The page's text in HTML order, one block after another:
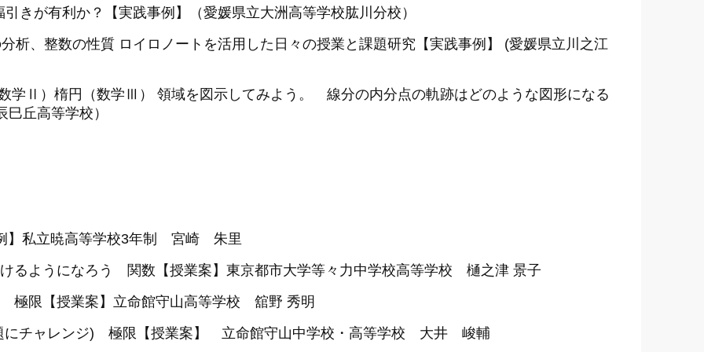
きが有利か？【実践事例】（愛媛県立大洲高等学校肱川分校）
析、整数の性質 ロイロノートを活用した日々の授業と課題研究【実践事例】 (愛媛県立川之江
）楕円（数学Ⅲ） 領域を図示してみよう。 線分の内分点の軌跡はどのような図形になる
丘高等学校）
】私立暁高等学校3年制 宮崎 朱里
ようになろう 関数【授業案】東京都市大学等々力中学校高等学校 樋之津 景子
限【授業案】立命館守山高等学校 舘野 秀明
チャレンジ) 極限【授業案】 立命館守山中学校・高等学校 大井 峻輔